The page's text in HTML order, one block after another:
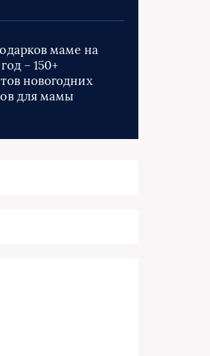
маме на
– 150+
новогодних
для мамы